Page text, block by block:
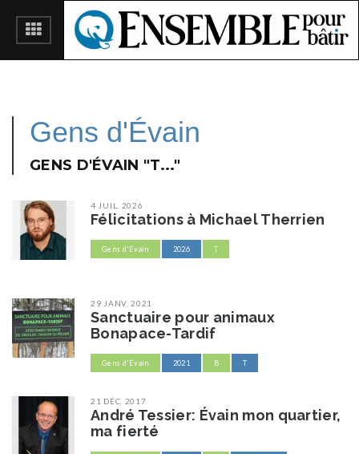
Gens d'Évain
GENS D'ÉVAIN "T..."
4 JUIL. 2026
Félicitations à Michael Therrien
Gens d'Évain 2026 T
29 JANV. 2021
Sanctuaire pour animaux
Bonapace-Tardif
Gens d'Évain 2021 B T
21 DÉC. 2017
​André Tessier: Évain mon quartier,
ma fierté